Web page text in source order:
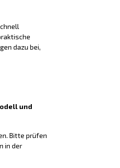
dazu bei,
und
Bitte prüfen
in der